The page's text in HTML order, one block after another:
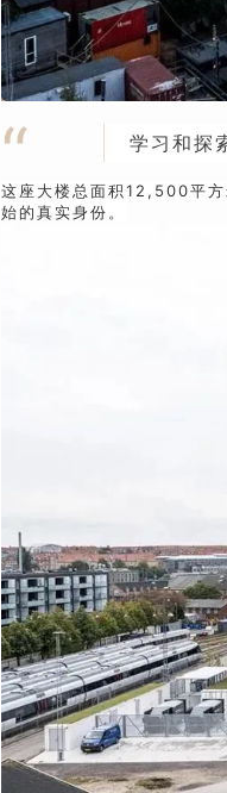
“ 学习和探
这座大楼总面积12,500平
始的真实身份。